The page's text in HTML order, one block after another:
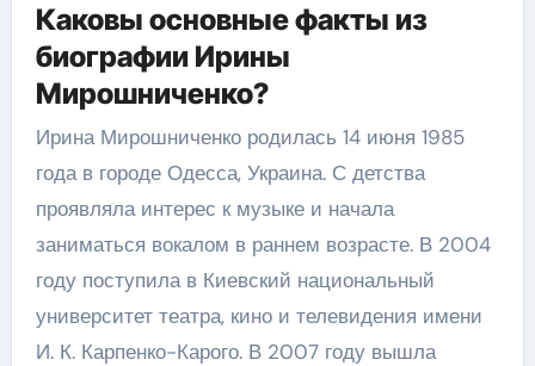
Каковы основные факты из
биографии Ирины
Мирошниченко?
Ирина Мирошниченко родилась 14 июня 1985
года в городе Одесса, Украина. С детства
проявляла интерес к музыке и начала
заниматься вокалом в раннем возрасте. В 2004
году поступила в Киевский национальный
университет театра, кино и телевидения имени
И. К. Карпенко-Карого. В 2007 году вышла